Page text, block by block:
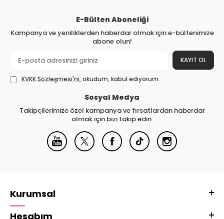
E-Bülten Aboneliği
Kampanya ve yeniliklerden haberdar olmak için e-bültenimize
abone olun!
KAYIT OL
KVKK Sözleşmesi'ni, okudum, kabul ediyorum.
Sosyal Medya
Takipçilerimize özel kampanya ve fırsatlardan haberdar
olmak için bizi takip edin.
Kurumsal
Hesabım